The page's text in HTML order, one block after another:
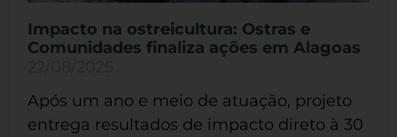
Impacto na ostreicultura: Ostras e
Comunidades finaliza ações em Alagoas
Após um ano e meio de atuação, projeto
entrega resultados de impacto direto à 30